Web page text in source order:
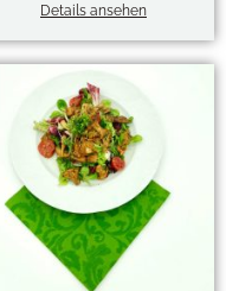
Details ansehen